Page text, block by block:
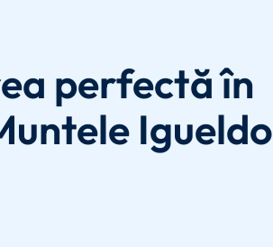
perfectă în
Igueldo